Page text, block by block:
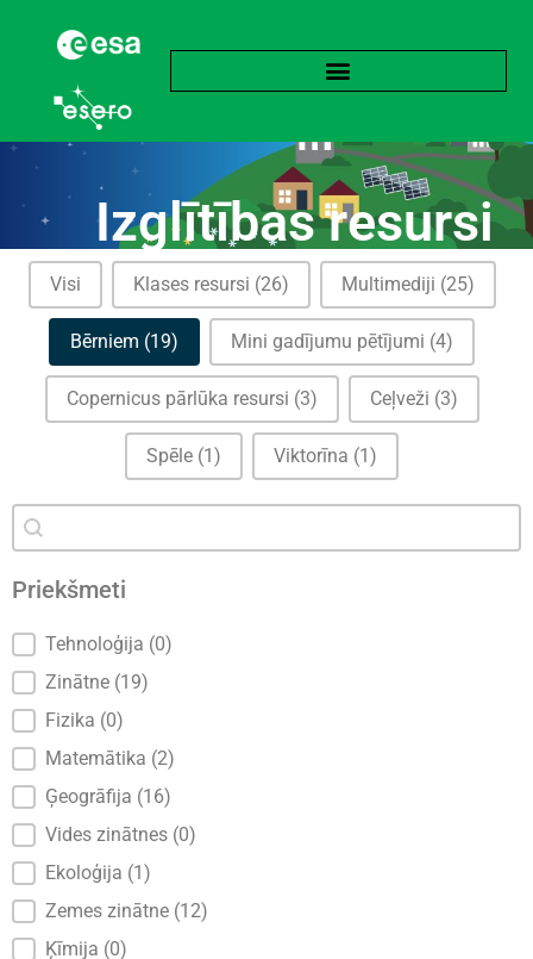
Izglītības resursi
Kategorijas
Visi Klases resursi (26) Multimediji (25)
Bērniem (19) Mini gadījumu pētījumi (4)
Copernicus pārlūka resursi (3) Ceļveži (3)
Spēle (1) Viktorīna (1)
Meklēšana
Meklēšanas saturs
Priekšmeti
Priekšmeti
Tehnoloģija (0)
Zinātne (19)
Fizika (0)
Matemātika (2)
Ģeogrāfija (16)
Vides zinātnes (0)
Ekoloģija (1)
Zemes zinātne (12)
Ķīmija (0)